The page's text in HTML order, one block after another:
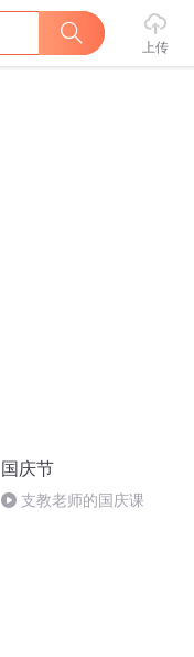
上传
国庆节
支教老师的国庆课